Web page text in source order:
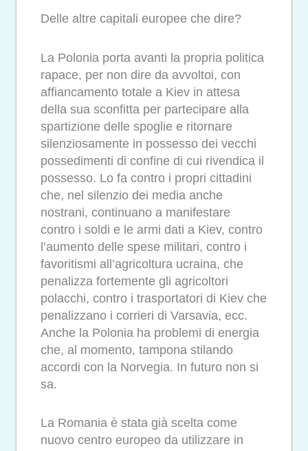
Delle altre capitali europee che dire?
La Polonia porta avanti la propria politica
rapace, per non dire da avvoltoi, con
affiancamento totale a Kiev in attesa
della sua sconfitta per partecipare alla
spartizione delle spoglie e ritornare
silenziosamente in possesso dei vecchi
possedimenti di confine di cui rivendica il
possesso. Lo fa contro i propri cittadini
che, nel silenzio dei media anche
nostrani, continuano a manifestare
contro i soldi e le armi dati a Kiev, contro
l’aumento delle spese militari, contro i
favoritismi all’agricoltura ucraina, che
penalizza fortemente gli agricoltori
polacchi, contro i trasportatori di Kiev che
penalizzano i corrieri di Varsavia, ecc.
Anche la Polonia ha problemi di energia
che, al momento, tampona stilando
accordi con la Norvegia. In futuro non si
sa.
La Romania è stata già scelta come
nuovo centro europeo da utilizzare in